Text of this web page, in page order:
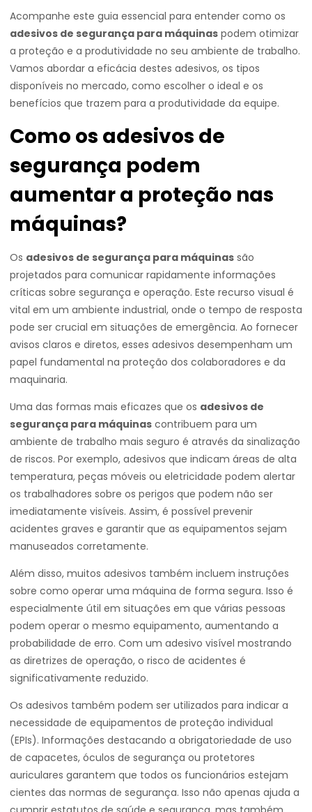
Acompanhe este guia essencial para entender como os
adesivos de segurança para máquinas podem otimizar
a proteção e a produtividade no seu ambiente de trabalho.
Vamos abordar a eficácia destes adesivos, os tipos
disponíveis no mercado, como escolher o ideal e os
benefícios que trazem para a produtividade da equipe.
Como os adesivos de
segurança podem
aumentar a proteção nas
máquinas?
Os adesivos de segurança para máquinas são
projetados para comunicar rapidamente informações
críticas sobre segurança e operação. Este recurso visual é
vital em um ambiente industrial, onde o tempo de resposta
pode ser crucial em situações de emergência. Ao fornecer
avisos claros e diretos, esses adesivos desempenham um
papel fundamental na proteção dos colaboradores e da
maquinaria.
Uma das formas mais eficazes que os adesivos de
segurança para máquinas contribuem para um
ambiente de trabalho mais seguro é através da sinalização
de riscos. Por exemplo, adesivos que indicam áreas de alta
temperatura, peças móveis ou eletricidade podem alertar
os trabalhadores sobre os perigos que podem não ser
imediatamente visíveis. Assim, é possível prevenir
acidentes graves e garantir que as equipamentos sejam
manuseados corretamente.
Além disso, muitos adesivos também incluem instruções
sobre como operar uma máquina de forma segura. Isso é
especialmente útil em situações em que várias pessoas
podem operar o mesmo equipamento, aumentando a
probabilidade de erro. Com um adesivo visível mostrando
as diretrizes de operação, o risco de acidentes é
significativamente reduzido.
Os adesivos também podem ser utilizados para indicar a
necessidade de equipamentos de proteção individual
(EPIs). Informações destacando a obrigatoriedade de uso
de capacetes, óculos de segurança ou protetores
auriculares garantem que todos os funcionários estejam
cientes das normas de segurança. Isso não apenas ajuda a